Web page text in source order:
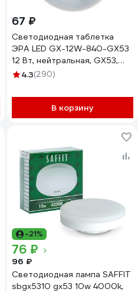
67 ₽
Светодиодная таблетка
ЭРА LED GX-12W-840-GX53
12 Вт, нейтральная, GX53,
10/100/4200 Б0048013
4.3(290)
В корзину
-21%
76 ₽
96 ₽
Светодиодная лампа SAFFIT
sbgx5310 gx53 10w 4000k,